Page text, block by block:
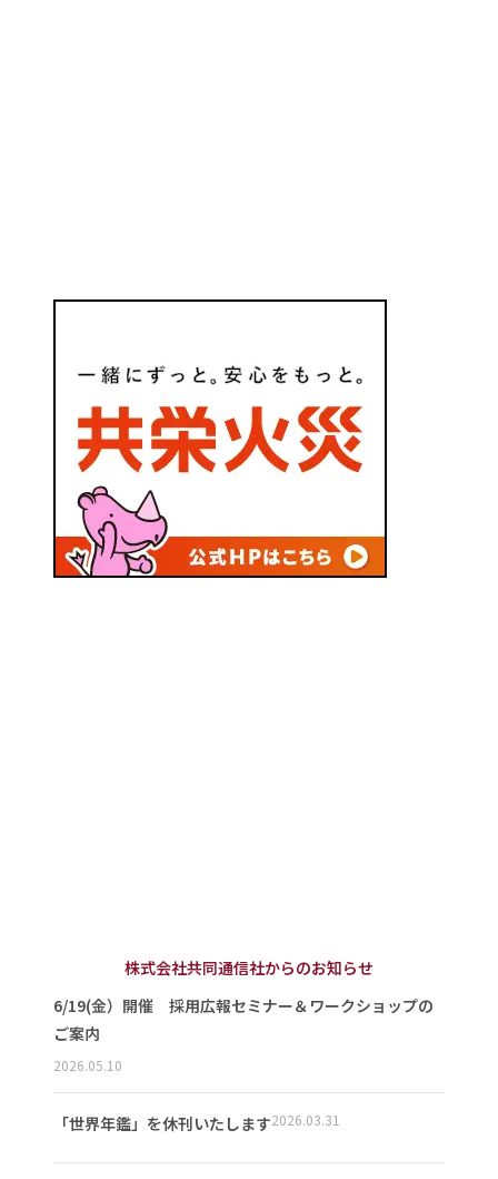
株式会社共同通信社からのお知らせ
6/19(金）開催 採用広報セミナー＆ワークショップの
ご案内
2026.05.10
「世界年鑑」を休刊いたします2026.03.31